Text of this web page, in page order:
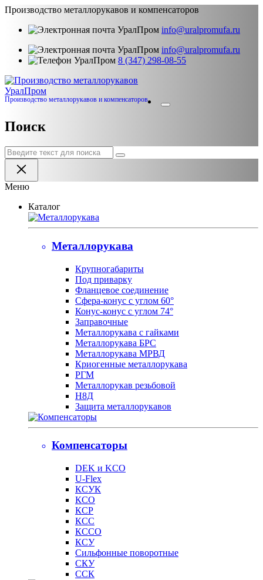
Производство металлорукавов и компенсаторов
info@uralpromufa.ru
info@uralpromufa.ru
8 (347) 298‑08‑55
УралПром
Производство металлорукавов и компенсаторов
Поиск
Меню
Каталог
Металлорукава
Крупногабариты
Под приварку
Фланцевое соединение
Сфера-конус с углом 60°
Конус-конус с углом 74°
Заправочные
Металлорукава с гайками
Металлорукава БРС
Металлорукава МРВД
Криогенные металлорукава
РГМ
Металлорукав резьбовой
Н8Д
Защита металлорукавов
Компенсаторы
DEK и KCO
U-Flex
КСУК
КСО
КСР
КСС
КССО
КСУ
Сильфонные поворотные
СКУ
ССК